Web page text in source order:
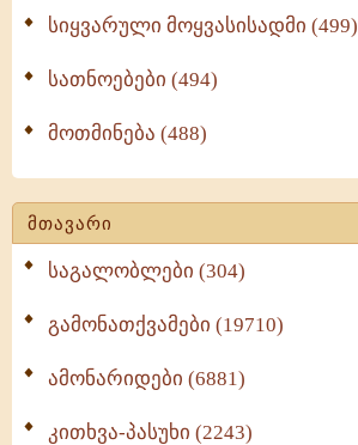
სიყვარული მოყვასისადმი (499)
სათნოებები (494)
მოთმინება (488)
მთავარი
საგალობლები (304)
გამონათქვამები (19710)
ამონარიდები (6881)
კითხვა-პასუხი (2243)